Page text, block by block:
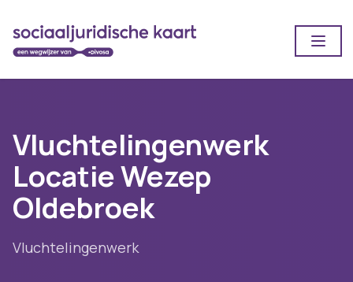
Vluchtelingenwerk
Locatie Wezep
Oldebroek
Vluchtelingenwerk